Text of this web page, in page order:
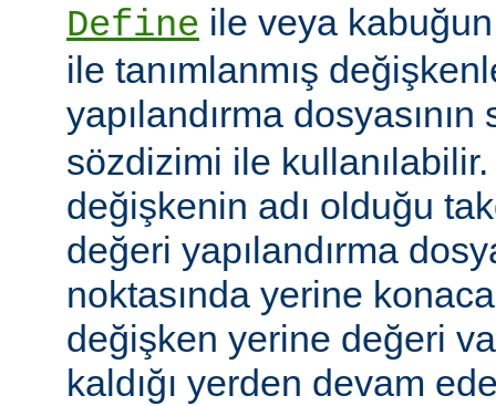
Define ile veya
ile tanımlanmış
yapılandırma dosyasının
sözdizimi ile
değişkenin adı olduğu
değeri yapılandırma
noktasında yerine
değişken yerine değeri
kaldığı yerden devam